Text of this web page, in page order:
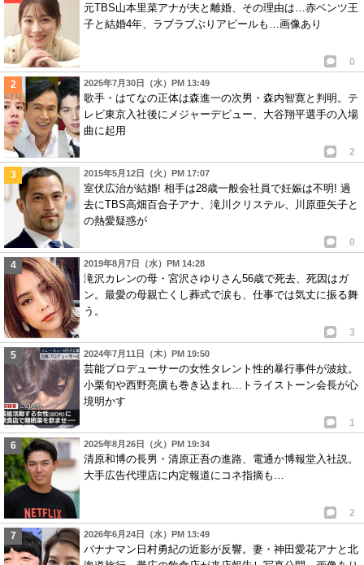
元TBS山本里菜アナが夫と離婚、その理由は…赤ベンツ王
子と結婚4年、ラブラブぶりアピールも…画像あり
0
2025年7月30日（水）PM 13:49
歌手・はてなの正体は森進一の次男・森内智寛と判明。テ
レビ東京入社後にメジャーデビュー、大谷翔平選手の入場
曲に起用
2
2015年5月12日（火）PM 17:07
室伏広治が結婚! 相手は28歳一般会社員で妊娠は不明! 過
去にTBS高畑百合子アナ、滝川クリステル、川原亜矢子と
の熱愛疑惑が
0
2019年8月7日（水）PM 14:28
滝沢カレンの母・宮沢さゆりさん56歳で死去、死因はガ
ン。最愛の母親亡くし葬式で涙も、仕事では気丈に振る舞
う。
3
2024年7月11日（木）PM 19:50
芸能プロデューサーの女性タレント性的暴行事件が波紋。
小栗旬や西野亮廣も巻き込まれ…トライストーン会長が心
境明かす
1
2025年8月26日（火）PM 19:34
清原和博の長男・清原正吾の進路、電通か博報堂入社説。
大手広告代理店に内定報道にコネ指摘も…
2
2026年6月24日（水）PM 13:49
バナナマン日村勇紀の近影が反響。妻・神田愛花アナと北